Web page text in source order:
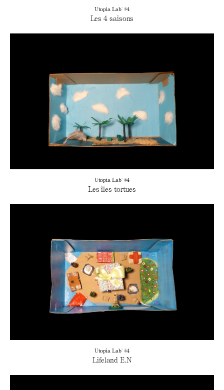
Utopia Lab' #4
Les 4 saisons
Utopia Lab' #4
Les îles tortues
Utopia Lab' #4
Lifeland E.N